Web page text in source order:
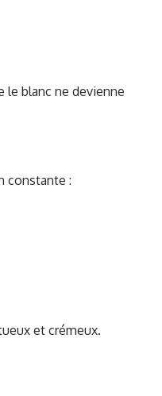
le blanc ne devienne
constante :
et crémeux.